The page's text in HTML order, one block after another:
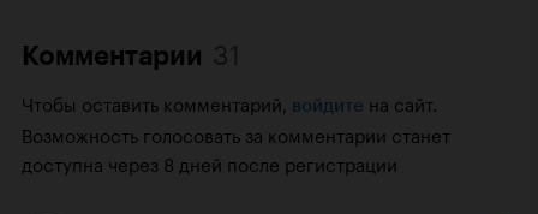
Комментарии
Чтобы оставить комментарий, войдите на сайт.
Возможность голосовать за комментарии станет
доступна через 8 дней после регистрации